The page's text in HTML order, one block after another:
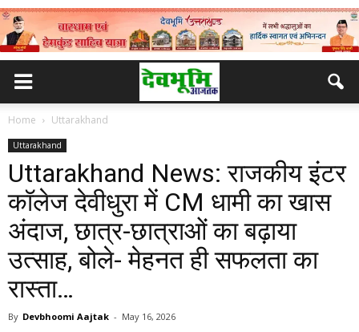
Home Uttarakhand
Uttarakhand
Uttarakhand News: राजकीय इंटर
कॉलेज देवीधुरा में CM धामी का खास
अंदाज, छात्र-छात्राओं का बढ़ाया
उत्साह, बोले- मेहनत ही सफलता का
रास्ता…
By Devbhoomi Aajtak - May 16, 2026